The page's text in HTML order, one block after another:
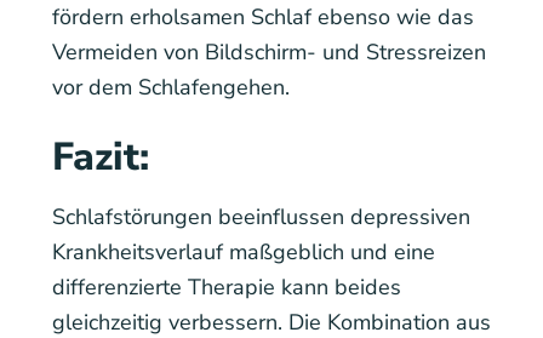
fördern erholsamen Schlaf ebenso wie das
Vermeiden von Bildschirm- und Stressreizen
vor dem Schlafengehen.
Fazit:
Schlafstörungen beeinflussen depressiven
Krankheitsverlauf maßgeblich und eine
differenzierte Therapie kann beides
gleichzeitig verbessern. Die Kombination aus